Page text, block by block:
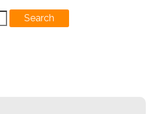
Search